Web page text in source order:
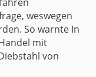
weswegen
So warnte In
mit
von